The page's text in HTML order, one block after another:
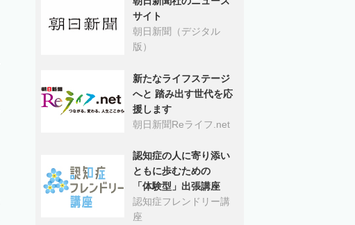
サイト
朝日新聞（デジタル
版）
新たなライフステージ
へと 踏み出す世代を応
援します
朝日新聞Reライフ.net
認知症の人に寄り添い
ともに歩むための
「体験型」出張講座
認知症フレンドリー講
座